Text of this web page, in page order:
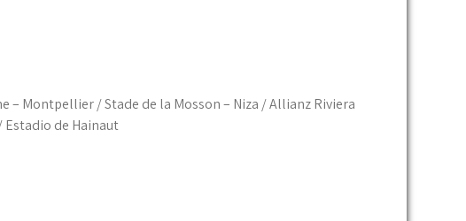
– Montpellier / Stade de la Mosson – Niza / Allianz Riviera
Estadio de Hainaut